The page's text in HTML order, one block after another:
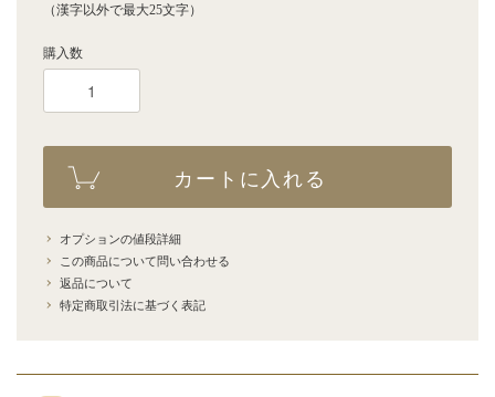
（漢字以外で最大25文字）
購入数
カートに入れる
オプションの値段詳細
この商品について問い合わせる
返品について
特定商取引法に基づく表記